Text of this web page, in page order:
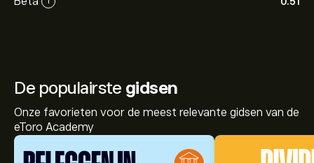
De populairste gidsen
Onze favorieten voor de meest relevante gidsen van de
eToro Academy